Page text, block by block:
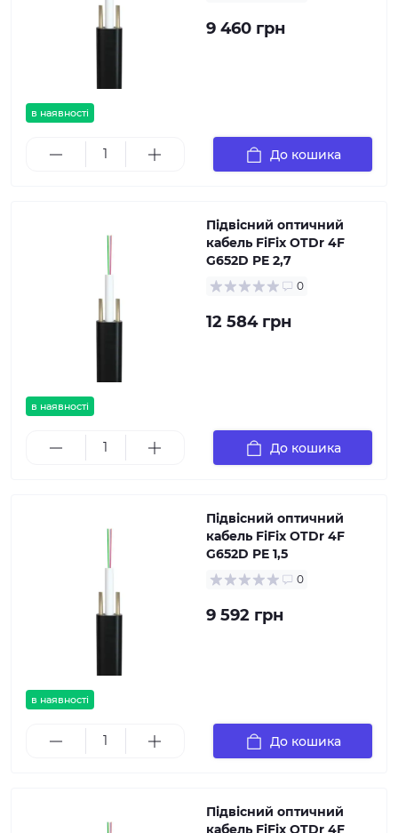
в наявності
9 460 грн
До кошика
в наявності
Підвісний оптичний
кабель FiFix OTDr 4F
G652D PE 2,7
0
12 584 грн
До кошика
в наявності
Підвісний оптичний
кабель FiFix OTDr 4F
G652D PE 1,5
0
9 592 грн
До кошика
Підвісний оптичний
кабель FiFix OTDr 4F